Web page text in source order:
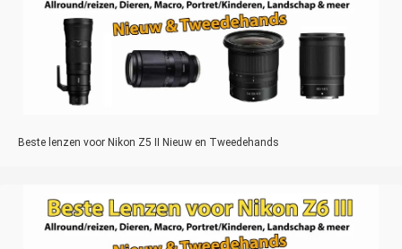
Beste lenzen voor Nikon Z5 II Nieuw en Tweedehands